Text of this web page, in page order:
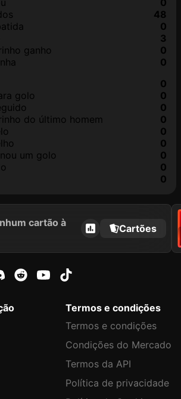
0
48
0
3
ganho
0
0
0
golo
0
0
do último homem
0
0
0
um golo
0
0
0
cartão à
Cartões
Termos e condições
Termos e condições
Condições do Mercado
Termos da API
Política de privacidade